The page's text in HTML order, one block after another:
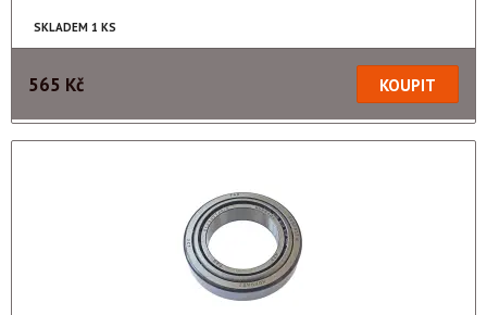
SKLADEM 1 KS
565 Kč